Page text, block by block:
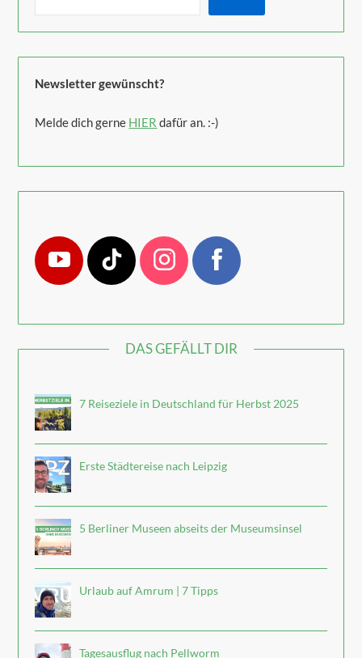
Newsletter gewünscht?
Melde dich gerne HIER dafür an. :-)
DAS GEFÄLLT DIR
7 Reiseziele in Deutschland für Herbst 2025
Erste Städtereise nach Leipzig
5 Berliner Museen abseits der Museumsinsel
Urlaub auf Amrum | 7 Tipps
Tagesausflug nach Pellworm